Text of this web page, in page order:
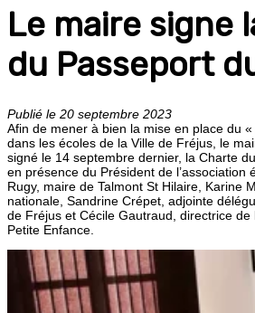
Le maire signe
du Passeport
Publié le 20 septembre 2023
Afin de mener à bien la mise en place du
dans les écoles de la Ville de Fréjus, le
signé le 14 septembre dernier, la Charte
en présence du Président de l’association
Rugy, maire de Talmont St Hilaire, Karine
nationale, Sandrine Crépet, adjointe
de Fréjus et Cécile Gautraud, directrice de
Petite Enfance.